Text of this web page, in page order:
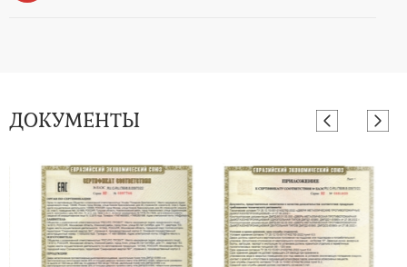
ДОКУМЕНТЫ